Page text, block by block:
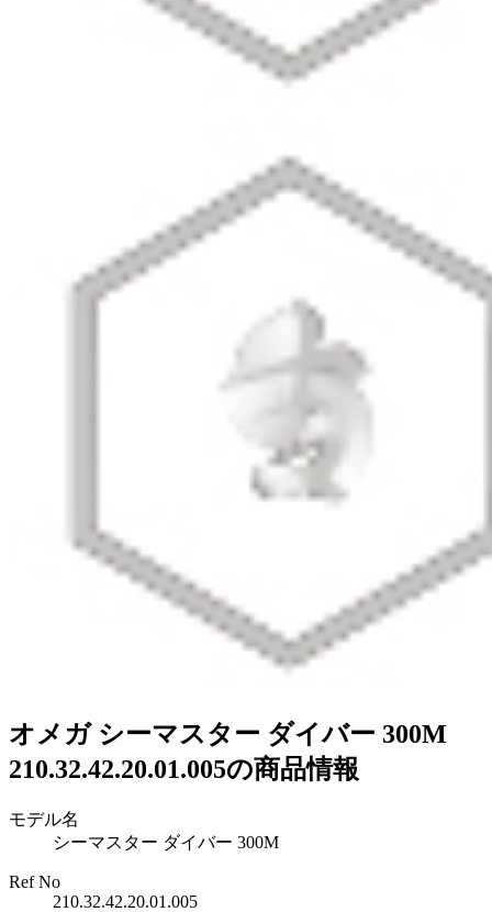
オメガ シーマスター ダイバー 300M
210.32.42.20.01.005の商品情報
モデル名
シーマスター ダイバー 300M
Ref No
210.32.42.20.01.005